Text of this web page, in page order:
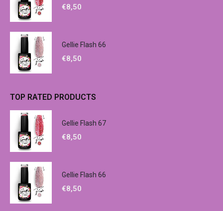
€8,50
Gellie Flash 66
€8,50
TOP RATED PRODUCTS
Gellie Flash 67
€8,50
Gellie Flash 66
€8,50